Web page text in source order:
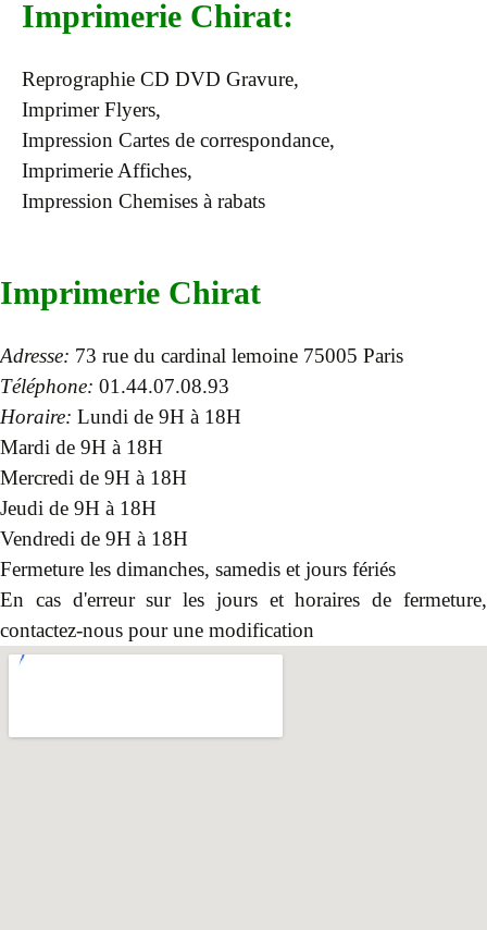
Imprimerie Chirat:
Reprographie CD DVD Gravure,
Imprimer Flyers,
Impression Cartes de correspondance,
Imprimerie Affiches,
Impression Chemises à rabats
Imprimerie Chirat
Adresse: 73 rue du cardinal lemoine 75005 Paris
Téléphone: 01.44.07.08.93
Horaire: Lundi de 9H à 18H
Mardi de 9H à 18H
Mercredi de 9H à 18H
Jeudi de 9H à 18H
Vendredi de 9H à 18H
Fermeture les dimanches, samedis et jours fériés
En cas d'erreur sur les jours et horaires de fermeture,
contactez-nous pour une modification